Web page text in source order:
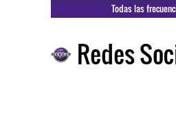
Todas las
Redes